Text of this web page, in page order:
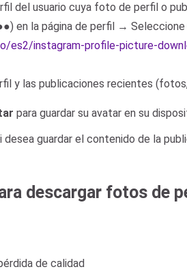
del usuario cuya foto de perfil o
en la página de perfil → Seleccione
es2/instagram-profile-picture-
y las publicaciones recientes
para guardar su avatar en su
desea guardar el contenido de la
descargar fotos de
de calidad